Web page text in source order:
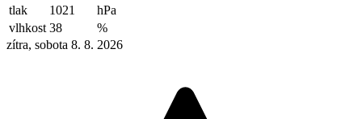
tlak
1021
hPa
vlhkost 38
%
zítra, sobota 8. 8. 2026